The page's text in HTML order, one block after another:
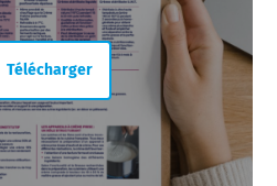
Télécharger